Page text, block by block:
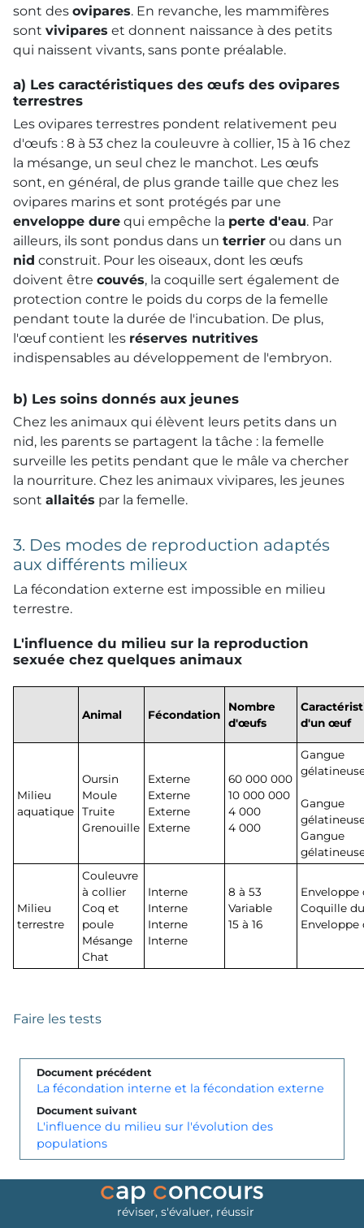
sont des ovipares. En revanche, les mammifères
sont vivipares et donnent naissance à des petits
qui naissent vivants, sans ponte préalable.
a) Les caractéristiques des œufs des ovipares
terrestres
Les ovipares terrestres pondent relativement peu
d'œufs : 8 à 53 chez la couleuvre à collier, 15 à 16 chez
la mésange, un seul chez le manchot. Les œufs
sont, en général, de plus grande taille que chez les
ovipares marins et sont protégés par une
enveloppe dure qui empêche la perte d'eau. Par
ailleurs, ils sont pondus dans un terrier ou dans un
nid construit. Pour les oiseaux, dont les œufs
doivent être couvés, la coquille sert également de
protection contre le poids du corps de la femelle
pendant toute la durée de l'incubation. De plus,
l'œuf contient les réserves nutritives
indispensables au développement de l'embryon.
b) Les soins donnés aux jeunes
Chez les animaux qui élèvent leurs petits dans un
nid, les parents se partagent la tâche : la femelle
surveille les petits pendant que le mâle va chercher
la nourriture. Chez les animaux vivipares, les jeunes
sont allaités par la femelle.
3. Des modes de reproduction adaptés
aux différents milieux
La fécondation externe est impossible en milieu
terrestre.
L'influence du milieu sur la reproduction
sexuée chez quelques animaux
Animal Fécondation
Nombre
d'œufs
d'un œuf
Milieu
aquatique
Oursin
Moule
Truite
Grenouille
Externe
Externe
Externe
Externe
60 000 000
10 000 000
4 000
4 000
Gangue
Gangue
Gangue
Milieu
terrestre
Couleuvre
à collier
Coq et
poule
Mésange
Chat
Interne
Interne
Interne
Interne
8 à 53
Variable
15 à 16
Enveloppe
Coquille
Enveloppe
Faire les tests
Document précédent
La fécondation interne et la fécondation externe
Document suivant
L'influence du milieu sur l'évolution des
populations
réviser, s'évaluer, réussir